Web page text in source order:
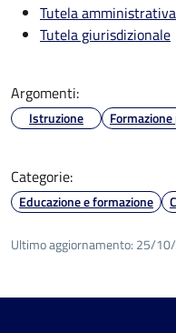
Tutela amministrativa
Tutela giurisdizionale
Argomenti:
Istruzione
Categorie:
Educazione e formazione
Ultimo aggiornamento: 25/